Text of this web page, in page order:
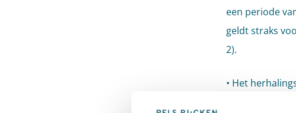
een periode
geldt straks
2).
• Het